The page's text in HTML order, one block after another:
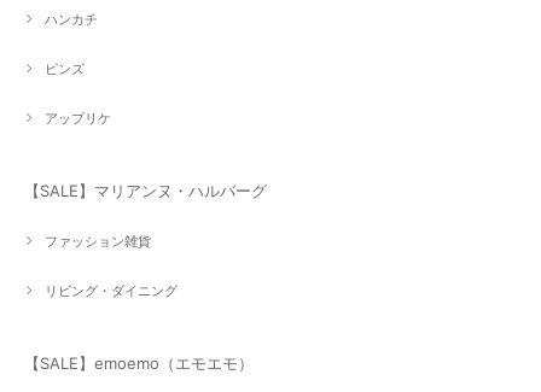
ハンカチ
ピンズ
アップリケ
【SALE】マリアンヌ・ハルバーグ
ファッション雑貨
リビング・ダイニング
【SALE】emoemo（エモエモ）